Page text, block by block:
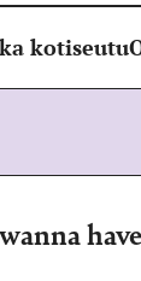
kotiseutu